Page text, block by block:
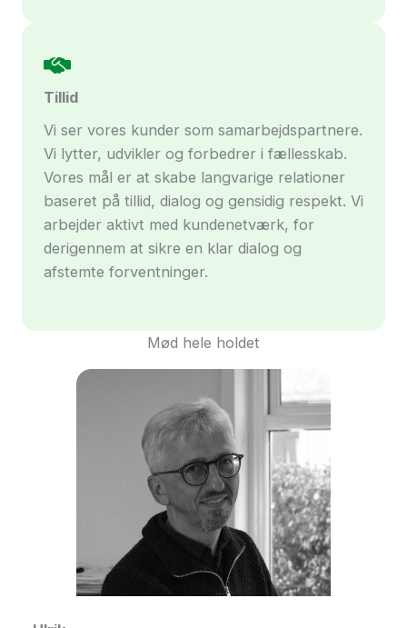
Tillid
Vi ser vores kunder som samarbejdspartnere.
Vi lytter, udvikler og forbedrer i fællesskab.
Vores mål er at skabe langvarige relationer
baseret på tillid, dialog og gensidig respekt. Vi
arbejder aktivt med kundenetværk, for
derigennem at sikre en klar dialog og
afstemte forventninger.
Mød hele holdet